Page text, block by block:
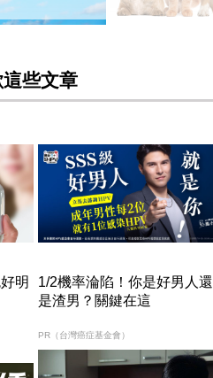
些文章
明
1/2機率淪陷！你是好男人還
是渣男？關鍵在這
PR（台灣癌症基金會）